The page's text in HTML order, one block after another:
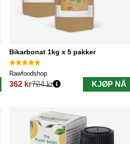
Bikarbonat 1kg x 5 pakker
Rawfoodshop
362 kr
Vanlig pris:
724 kr KJØP NÅ